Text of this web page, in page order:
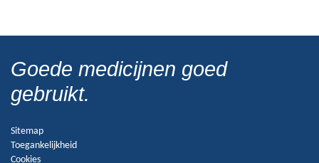
Goede medicijnen goed
gebruikt.
Sitemap
Toegankelijkheid
Cookies